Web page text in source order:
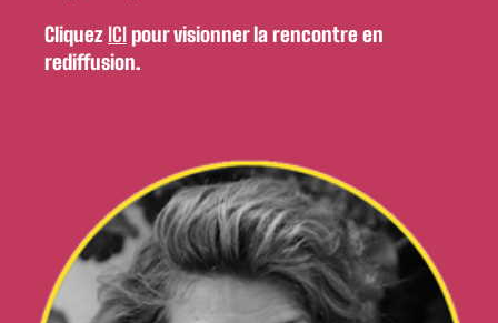
Cliquez ICIpour visionner la rencontre en
rediffusion.